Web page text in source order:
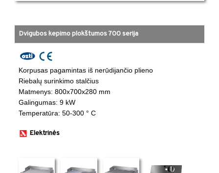
Dvigubos kepimo plokštumos 700 serija
Korpusas pagamintas iš nerūdijančio plieno
​Riebalų surinkimo stalčius
​Matmenys: 800x700x280 mm ​
​Galingumas: 9 kW ​
​Temperatūra: 50-300 ° C ​
Elektrinės